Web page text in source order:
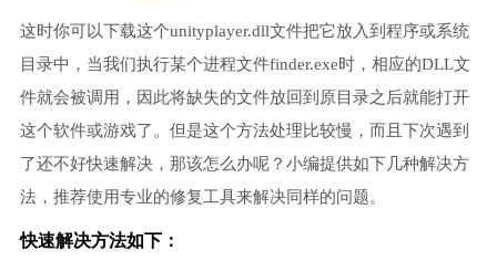
这时你可以下载这个unityplayer.dll文件把它放入到程序或系统
目录中，当我们执行某个进程文件finder.exe时，相应的DLL文
件就会被调用，因此将缺失的文件放回到原目录之后就能打开
这个软件或游戏了。但是这个方法处理比较慢，而且下次遇到
了还不好快速解决，那该怎么办呢？小编提供如下几种解决方
法，推荐使用专业的修复工具来解决同样的问题。
快速解决方法如下：